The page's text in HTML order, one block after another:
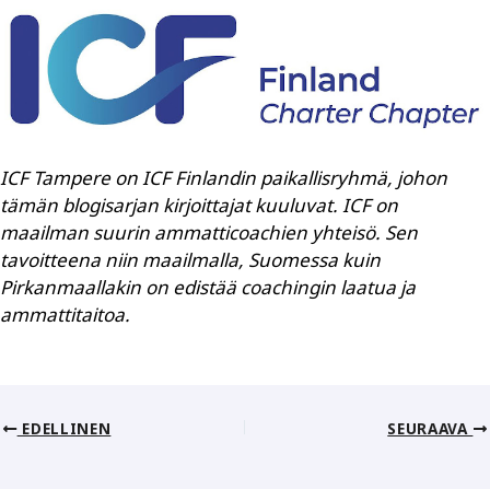
ICF Tampere on ICF Finlandin paikallisryhmä, johon
tämän blogisarjan kirjoittajat kuuluvat. ICF on
maailman suurin ammatticoachien yhteisö. Sen
tavoitteena niin maailmalla, Suomessa kuin
Pirkanmaallakin on edistää coachingin laatua ja
ammattitaitoa.
EDELLINEN SEURAAVA